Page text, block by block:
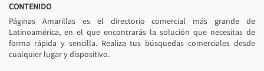
CONTENIDO
Páginas Amarillas es el directorio comercial más grande de
Latinoamérica, en el que encontrarás la solución que necesitas de
forma rápida y sencilla. Realiza tus búsquedas comerciales desde
cualquier lugar y dispositivo.